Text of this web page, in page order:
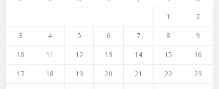
1 2
3 4 5 6 7 8 9
10 11 12 13 14 15 16
17 18 19 20 21 22 23